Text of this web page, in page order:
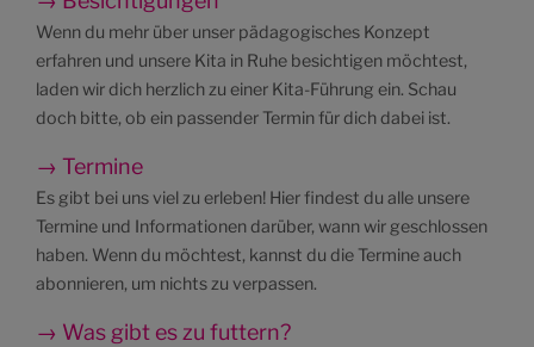
Wenn du mehr über unser pädagogisches Konzept
erfahren und unsere Kita in Ruhe besichtigen möchtest,
laden wir dich herzlich zu einer Kita-Führung ein. Schau
doch bitte, ob ein passender Termin für dich dabei ist.
→ Termine
Es gibt bei uns viel zu erleben! Hier findest du alle unsere
Termine und Informationen darüber, wann wir geschlossen
haben. Wenn du möchtest, kannst du die Termine auch
abonnieren, um nichts zu verpassen.
→ Was gibt es zu futtern?